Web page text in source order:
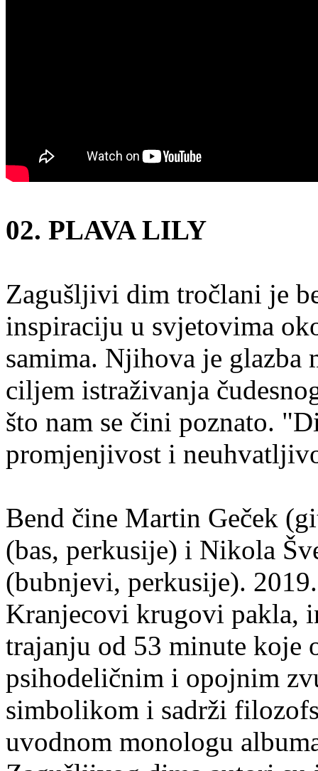
02. PLAVA LILY
Zagušljivi dim tročlani je
inspiraciju u svjetovima
samima. Njihova je glazba
ciljem istraživanja
što nam se čini poznato.
promjenjivost i
Bend čine Martin Geček
(bas, perkusije) i Nikola
(bubnjevi, perkusije).
Kranjecovi krugovi pakla,
trajanju od 53 minute koje
psihodeličnim i opojnim
simbolikom i sadrži
uvodnom monologu